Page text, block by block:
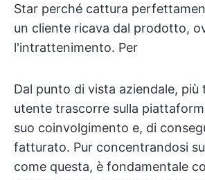
Star perché cattura
un cliente ricava dal prodotto,
l'intrattenimento. Per
Dal punto di vista aziendale, più
utente trascorre sulla
suo coinvolgimento e, di
fatturato. Pur concentrandosi
come questa, è fondamentale